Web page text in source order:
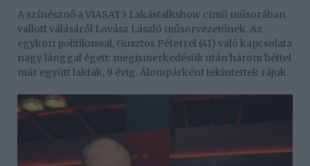
A színésznő a VIASAT3 Lakástalkshow című műsorában
vallott válásáról Lovász László műsorvezetőnek. Az
egykori politikussal, Gusztos Péterrel (41) való kapcsolata
nagy lánggal égett: megismerkedésük után három héttel
már együtt laktak, 9 évig. Álompárként tekintettek rájuk.